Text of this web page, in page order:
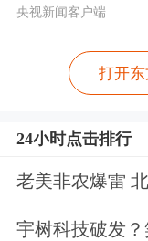
根据财联社
易盛、东芯
胞、兰生股
机构来访接
央视新闻客户端
打开
24小时点击排行
老美非农爆雷
宇树科技破发